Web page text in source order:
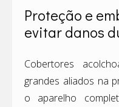
Proteção e
evitar danos
Cobertores
grandes aliados na
o aparelho